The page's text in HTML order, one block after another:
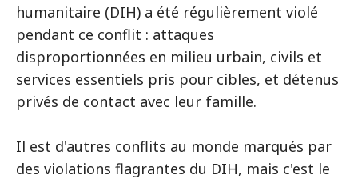
humanitaire (DIH) a été régulièrement violé
pendant ce conflit : attaques
disproportionnées en milieu urbain, civils et
services essentiels pris pour cibles, et détenus
privés de contact avec leur famille.
Il est d'autres conflits au monde marqués par
des violations flagrantes du DIH, mais c'est le